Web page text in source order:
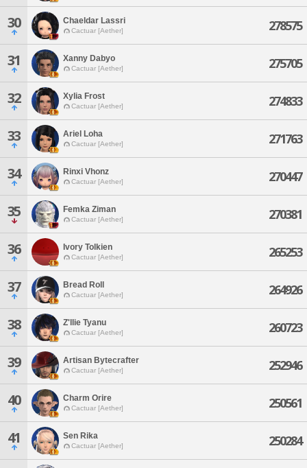
30 Chaeldar Lassri
Cactuar [Aether] 278575
31 Xanny Dabyo
Cactuar [Aether] 275705
32 Xylia Frost
Cactuar [Aether] 274833
33 Ariel Loha
Cactuar [Aether] 271763
34 Rinxi Vhonz
Cactuar [Aether] 270447
35 Femka Ziman
Cactuar [Aether] 270381
36 Ivory Tolkien
Cactuar [Aether] 265253
37 Bread Roll
Cactuar [Aether] 264926
38 Z'llie Tyanu
Cactuar [Aether] 260723
39 Artisan Bytecrafter
Cactuar [Aether] 252946
40 Charm Orire
Cactuar [Aether] 250561
41 Sen Rika
Cactuar [Aether] 250284